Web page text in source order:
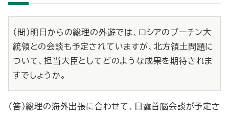
（問）明日からの総理の外遊では、ロシアのプーチン大
統領との会談も予定されていますが、北方領土問題に
ついて、担当大臣としてどのような成果を期待されま
すでしょうか。
（答）総理の海外出張に合わせて、日露首脳会談が予定さ